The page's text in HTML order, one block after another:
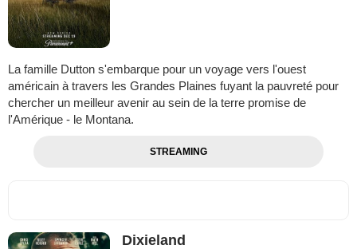
La famille Dutton s'embarque pour un voyage vers l'ouest
américain à travers les Grandes Plaines fuyant la pauvreté pour
chercher un meilleur avenir au sein de la terre promise de
l'Amérique - le Montana.
STREAMING
Dixieland